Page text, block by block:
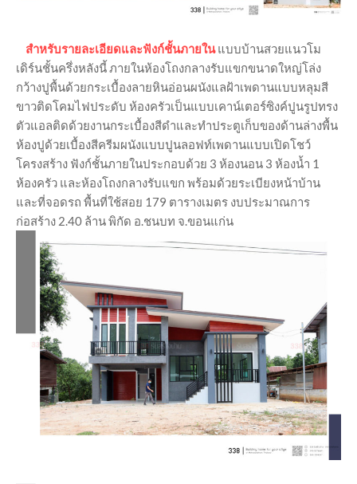
สำหรับรายละเอียดและฟังก์ชั้นภายในแบบบ้านสวยแนวโม
เดิร์นชั้นครึ่งหลังนี้ ภายในห้องโถงกลางรับแขกขนาดใหญ่โล่ง
กว้างปูพื้นด้วยกระเบื้องลายหินอ่อนผนังแลฝ้าเพดานแบบหลุมสี
ขาวติดโคมไฟประดับ ห้องครัวเป็นแบบเคาน์เตอร์ซิงค์ปูนรูปทรง
ตัวแอลติดด้วยงานกระเบื้องสีดำและทำประตูเก็บของด้านล่างพื้น
ห้องปูด้วยเบื้องสีครีมผนังแบบปูนลอฟท์เพดานแบบเปิดโชว์
โครงสร้าง ฟังก์ชั้นภายในประกอบด้วย 3 ห้องนอน 3 ห้องน้ำ 1
ห้องครัว และห้องโถงกลางรับแขก พร้อมด้วยระเบียงหน้าบ้าน
และที่จอดรถ พื้นที่ใช้สอย 179 ตารางเมตร งบประมาณการ
ก่อสร้าง 2.40 ล้าน พิกัด อ.ชนบท จ.ขอนแก่น